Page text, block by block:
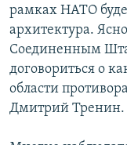
рамках НАТО
архитектура.
Соединенным
договориться о
области
Дмитрий Тренин.